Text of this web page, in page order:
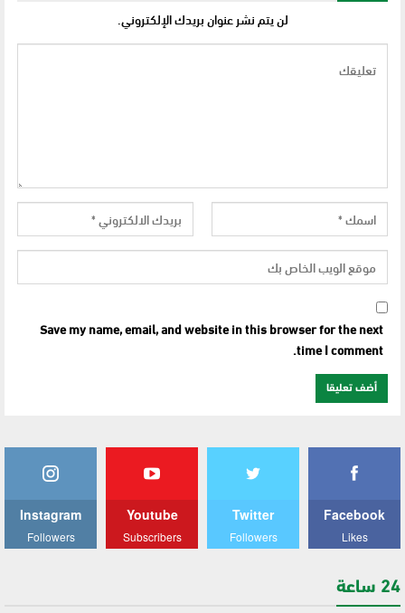
لن يتم نشر عنوان بريدك الإلكتروني.
Save my name, email, and website in this browser for the next
time I comment.
Facebook
Likes
Twitter
Followers
Youtube
Subscribers
Instagram
Followers
24 ساعة